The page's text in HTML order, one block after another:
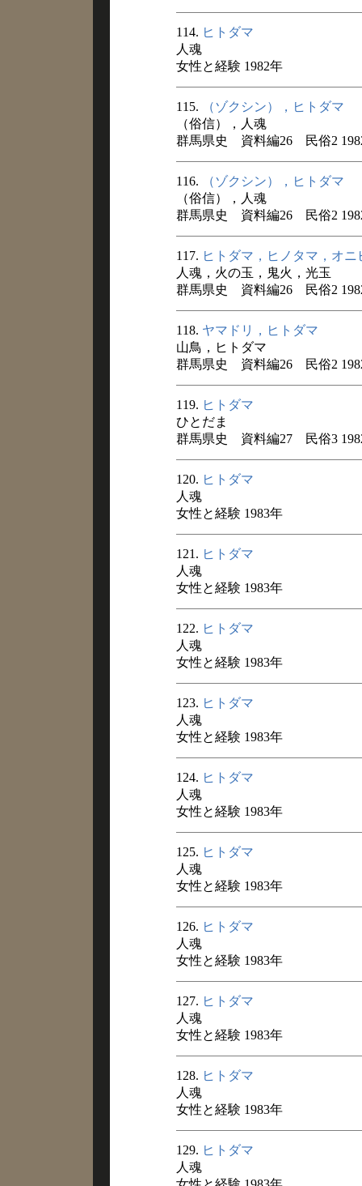
114. ヒトダマ
人魂
女性と経験 1982年
115.
（ゾクシン），ヒトダマ
（俗信），人魂
群馬県史 資料編26 民俗2
116.
（ゾクシン），ヒトダマ
（俗信），人魂
群馬県史 資料編26 民俗2
117. ヒトダマ，ヒノタマ，オ
人魂，火の玉，鬼火，光玉
群馬県史 資料編26 民俗2
118. ヤマドリ，ヒトダマ
山鳥，ヒトダマ
群馬県史 資料編26 民俗2
119. ヒトダマ
ひとだま
群馬県史 資料編27 民俗3
120. ヒトダマ
人魂
女性と経験 1983年
121. ヒトダマ
人魂
女性と経験 1983年
122. ヒトダマ
人魂
女性と経験 1983年
123. ヒトダマ
人魂
女性と経験 1983年
124. ヒトダマ
人魂
女性と経験 1983年
125. ヒトダマ
人魂
女性と経験 1983年
126. ヒトダマ
人魂
女性と経験 1983年
127. ヒトダマ
人魂
女性と経験 1983年
128. ヒトダマ
人魂
女性と経験 1983年
129. ヒトダマ
人魂